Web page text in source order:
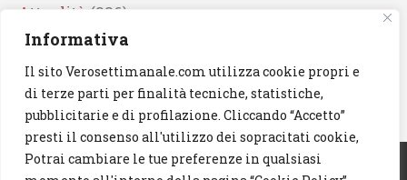
Informativa
Il sito Verosettimanale.com utilizza cookie propri e
di terze parti per finalità tecniche, statistiche,
pubblicitarie e di profilazione. Cliccando “Accetto”
presti il consenso all'utilizzo dei sopracitati cookie,
Potrai cambiare le tue preferenze in qualsiasi
Attualità (336)
Eventi(330)
Artisti (241)
News(239)
Cerca